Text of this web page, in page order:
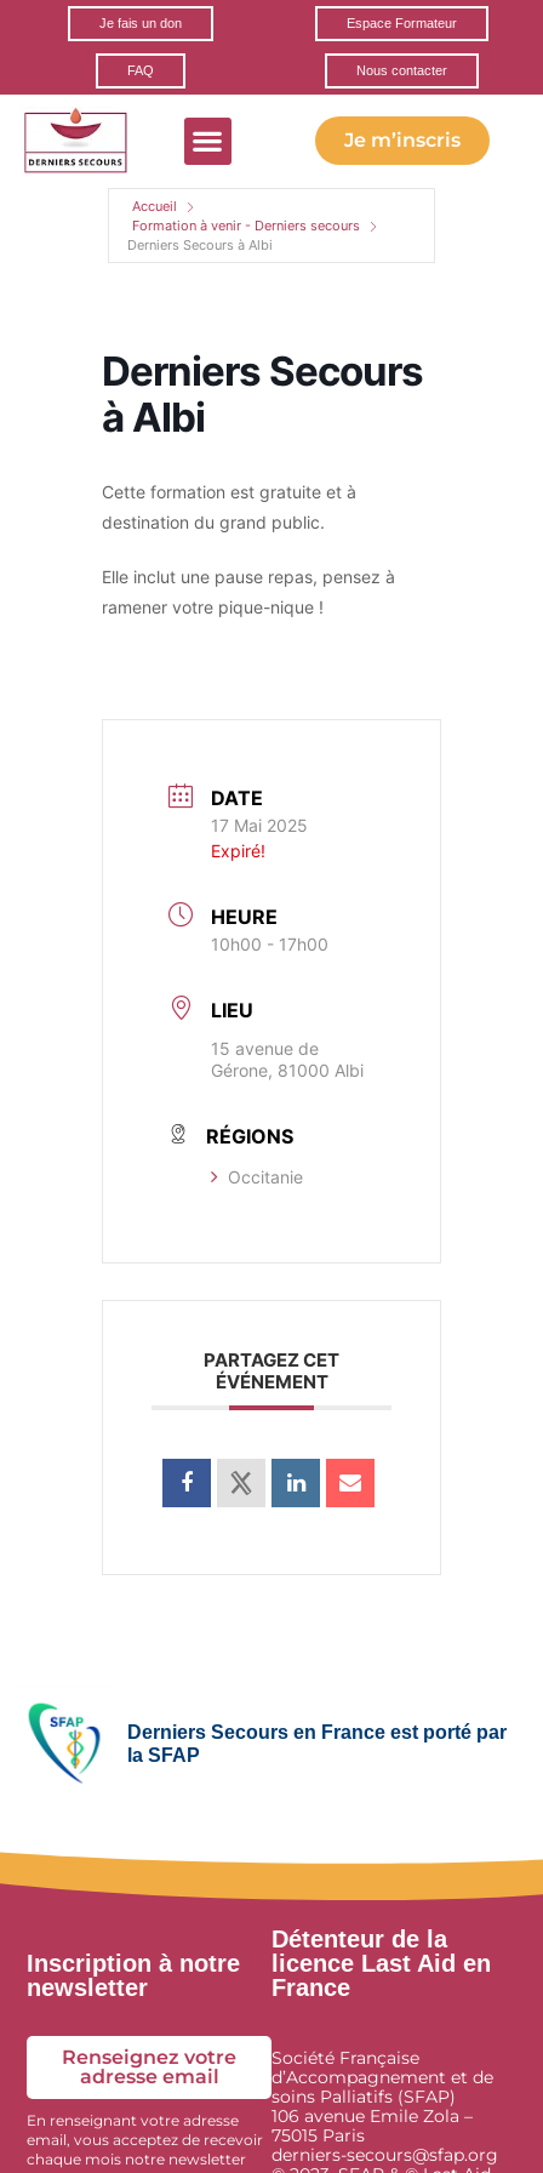
Je fais un don Espace Formateur
FAQ Nous contacter
Je m’inscris
Accueil
Formation à venir - Derniers secours
Derniers Secours à Albi
Derniers Secours
à Albi
Cette formation est gratuite et à
destination du grand public.
Elle inclut une pause repas, pensez à
ramener votre pique-nique !
DATE
17 Mai 2025
Expiré!
HEURE
10h00 - 17h00
LIEU
15 avenue de
Gérone, 81000 Albi
RÉGIONS
Occitanie
PARTAGEZ CET
ÉVÉNEMENT
Derniers Secours en France est porté par
la SFAP
Inscription à notre
newsletter
Renseignez votre
adresse email
En renseignant votre adresse
email, vous acceptez de recevoir
chaque mois notre newsletter
Détenteur de la
licence Last Aid en
France
Société Française
d’Accompagnement et de
soins Palliatifs (SFAP)
106 avenue Emile Zola –
75015 Paris
derniers-secours@sfap.org